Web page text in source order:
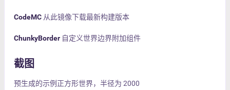
CodeMC 从此镜像下载最新构建版本
ChunkyBorder 自定义世界边界附加组件
截图
预生成的示例正方形世界，半径为 2000